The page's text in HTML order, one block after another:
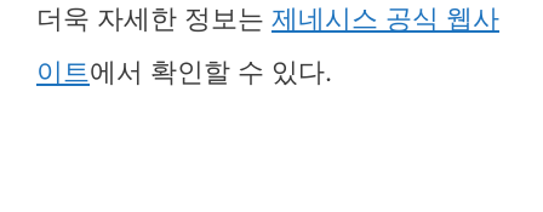
더욱 자세한 정보는 제네시스 공식 웹사
이트에서 확인할 수 있다.